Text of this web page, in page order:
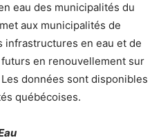
eau des municipalités du
aux municipalités de
en eau et de
en renouvellement sur
données sont disponibles
québécoises.